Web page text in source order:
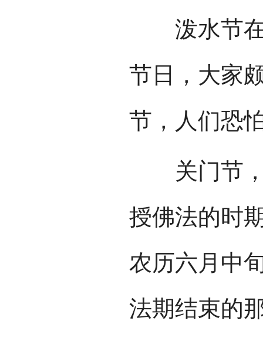
泼水节在
节日，大家
节，人们恐
关门节，
授佛法的时
农历六月中
法期结束的